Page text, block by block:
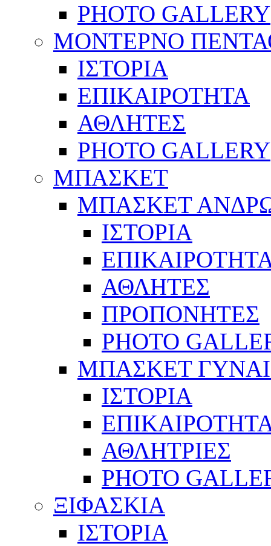
PHOTO GALLERY
ΜΟΝΤΕΡΝΟ
ΙΣΤΟΡΙΑ
ΕΠΙΚΑΙΡΟΤΗΤΑ
ΑΘΛΗΤΕΣ
PHOTO GALLERY
ΜΠΑΣΚΕΤ
ΜΠΑΣΚΕΤ
ΙΣΤΟΡΙΑ
ΑΘΛΗΤΕΣ
ΠΡΟΠΟΝΗΤΕΣ
PHOTO
ΜΠΑΣΚΕΤ
ΙΣΤΟΡΙΑ
ΑΘΛΗΤΡΙΕΣ
PHOTO
ΞΙΦΑΣΚΙΑ
ΙΣΤΟΡΙΑ